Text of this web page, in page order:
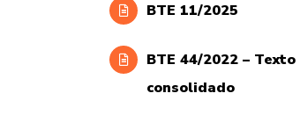
BTE 11/2025
BTE 44/2022 – Texto
consolidado